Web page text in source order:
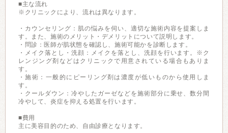
■主な流れ
※クリニックにより、流れは異なります。
・カウンセリング：肌の悩みを伺い、適切な施術内容を提案しま
す。また、施術のメリット・デメリットについて説明します。
・問診：医師が肌状態を確認し、施術可能かを診断します。
・メイク落とし・洗顔：メイクを落とし、洗顔を行います。※ク
レンジング剤などはクリニックで用意されている場合もありま
す。
・施術：一般的にピーリング剤は濃度が低いものから使用しま
す。
・クールダウン：冷やしたガーゼなどを施術部分に乗せ、数分間
冷やして、炎症を抑える処置を行います。
■費用
主に美容目的のため、自由診療となります。